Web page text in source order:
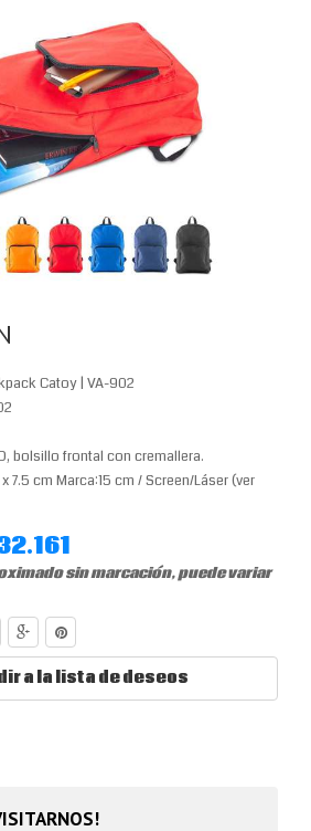
Catoy | VA-902
bolsillo frontal con cremallera.
7.5 cm Marca:15 cm / Screen/Láser (ver
sin marcación, puede variar
a la lista de deseos